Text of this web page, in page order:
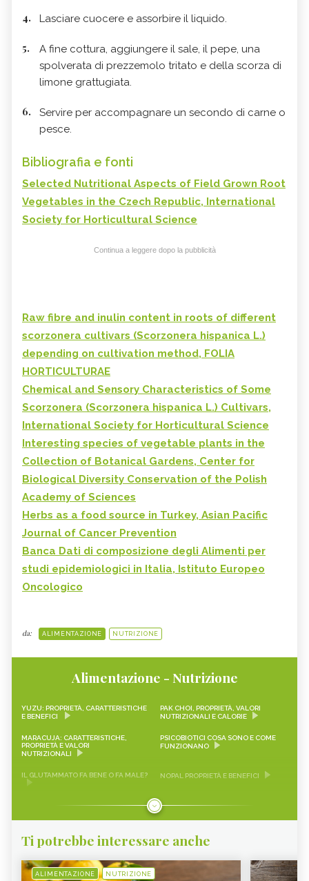
Lasciare cuocere e assorbire il liquido.
A fine cottura, aggiungere il sale, il pepe, una
spolverata di prezzemolo tritato e della scorza di
limone grattugiata.
Servire per accompagnare un secondo di carne o
pesce.
Bibliografia e fonti
Selected Nutritional Aspects of Field Grown Root
Vegetables in the Czech Republic, International
Society for Horticultural Science
Continua a leggere dopo la pubblicità
Raw fibre and inulin content in roots of different
scorzonera cultivars (Scorzonera hispanica L.)
depending on cultivation method, FOLIA
HORTICULTURAE
Chemical and Sensory Characteristics of Some
Scorzonera (Scorzonera hispanica L.) Cultivars,
International Society for Horticultural Science
Interesting species of vegetable plants in the
Collection of Botanical Gardens, Center for
Biological Diversity Conservation of the Polish
Academy of Sciences
Herbs as a food source in Turkey, Asian Pacific
Journal of Cancer Prevention
Banca Dati di composizione degli Alimenti per
studi epidemiologici in Italia, Istituto Europeo
Oncologico
da: ALIMENTAZIONE NUTRIZIONE
Alimentazione - Nutrizione
YUZU: PROPRIETÀ, CARATTERISTICHE
E BENEFICI
PAK CHOI, PROPRIETÀ, VALORI
NUTRIZIONALI E CALORIE
MARACUJA: CARATTERISTICHE,
PROPRIETÀ E VALORI
NUTRIZIONALI
PSICOBIOTICI COSA SONO E COME
FUNZIONANO
IL GLUTAMMATO FA BENE O FA MALE? NOPAL PROPRIETÀ E BENEFICI
FRAGOLINE DI BOSCO
RICETTE
CRAUTI, PROPRIETÀ, VALORI
NUTRIZIONALI E RICETTE
LEMON SNACK, LIMEQUAT SCAROLA
RAPA ROSSA SEITAN PROPRIETÀ E BENEFICI
Ti potrebbe interessare anche
ALIMENTAZIONE NUTRIZIONE